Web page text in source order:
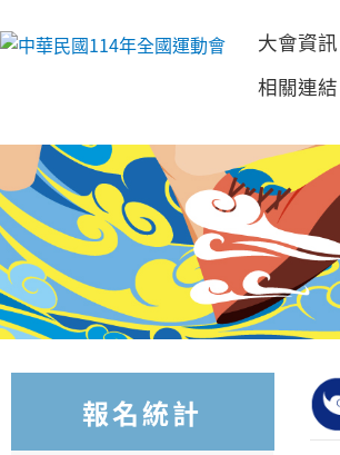
跳到主要內容
大會資訊
相關連結
報名統計